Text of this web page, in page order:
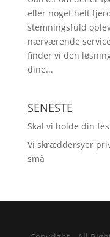
eller noget helt
stemningsfuld
nærværende
finder vi den
dine...
SENESTE
Skal vi holde din
Vi skræddersyer
små